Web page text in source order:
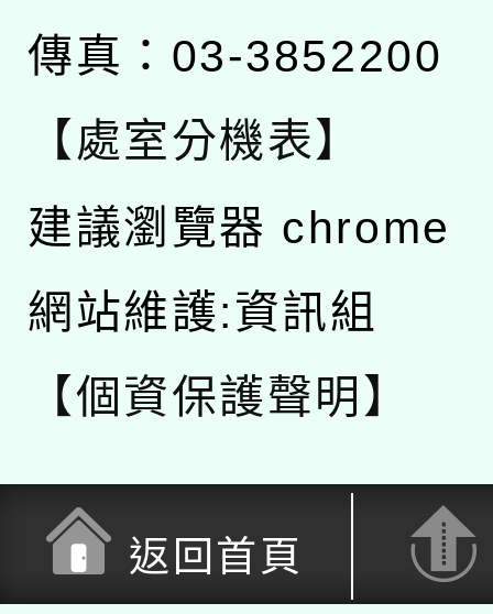
傳真：03-3852200
【處室分機表】
建議瀏覽器 chrome
網站維護:資訊組
【個資保護聲明】
返回首頁